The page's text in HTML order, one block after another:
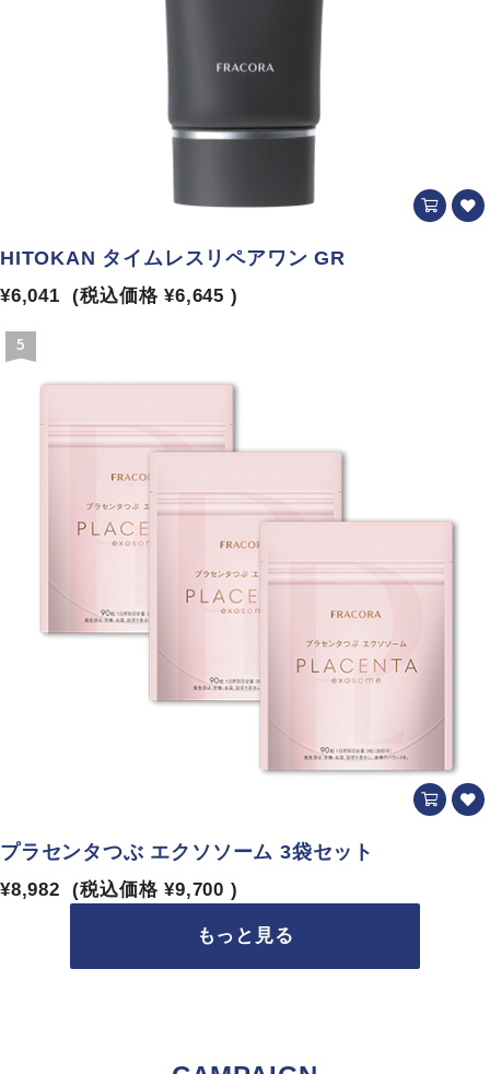
HITOKAN タイムレスリペアワン GR
¥6,041 (税込価格 ¥6,645 )
5
プラセンタつぶ エクソソーム 3袋セット
¥8,982 (税込価格 ¥9,700 )
もっと見る